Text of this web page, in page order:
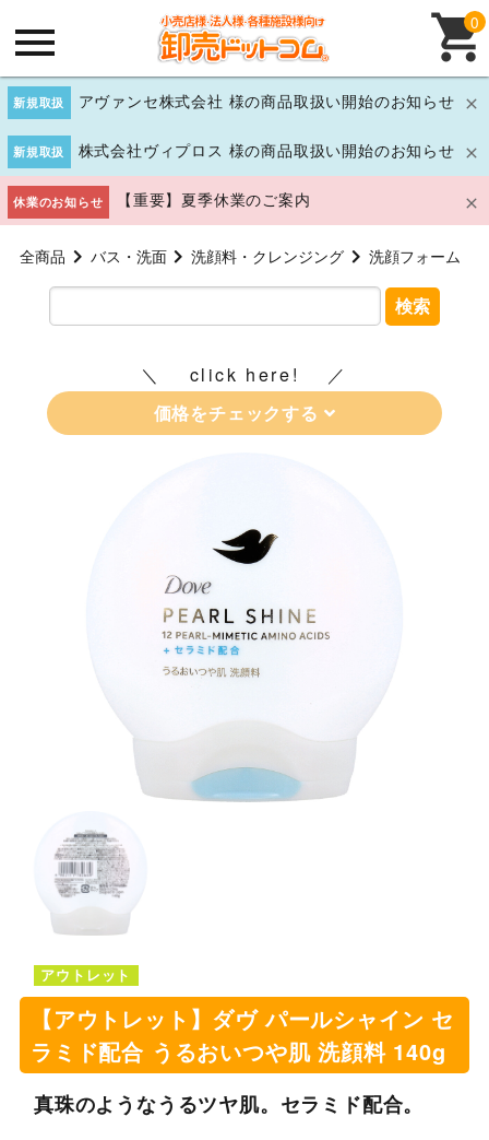
新規取扱 アヴァンセ株式会社 様の商品取扱い開始のお知らせ
新規取扱 株式会社ヴィプロス 様の商品取扱い開始のお知らせ
休業のお知らせ 【重要】夏季休業のご案内
0
全商品 バス・洗面 洗顔料・クレンジング 洗顔フォーム
検索
click here!
価格をチェックする
アウトレット
【アウトレット】ダヴ パールシャイン セ
ラミド配合 うるおいつや肌 洗顔料 140g
真珠のようなうるツヤ肌。セラミド配合。